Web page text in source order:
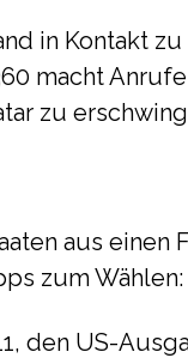
in Kontakt
macht
zu
aus
zum Wählen:
den US-